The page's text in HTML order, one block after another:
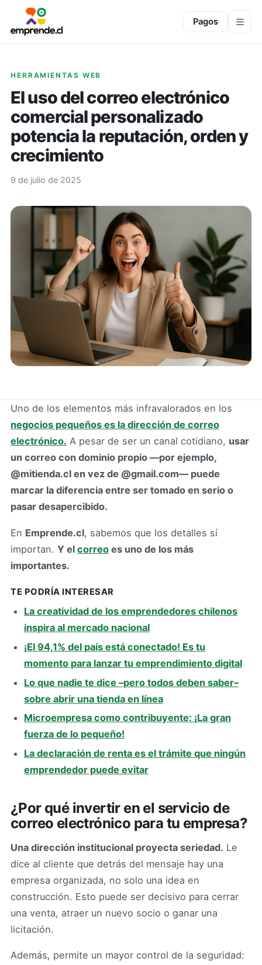
Pagos
HERRAMIENTAS WEB
El uso del correo electrónico
comercial personalizado
potencia la reputación, orden y
crecimiento
9 de julio de 2025
Uno de los elementos más infravalorados en los
negocios pequeños es la dirección de correo
electrónico. A pesar de ser un canal cotidiano, usar
un correo con dominio propio —por ejemplo,
@mitienda.cl en vez de @gmail.com— puede
marcar la diferencia entre ser tomado en serio o
pasar desapercibido.
En Emprende.cl, sabemos que los detalles sí
importan. Y el correo es uno de los más
importantes.
TE PODRÍA INTERESAR
La creatividad de los emprendedores chilenos
inspira al mercado nacional
¡El 94,1% del país está conectado! Es tu
momento para lanzar tu emprendimiento digital
Lo que nadie te dice –pero todos deben saber–
sobre abrir una tienda en línea
Microempresa como contribuyente: ¡La gran
fuerza de lo pequeño!
La declaración de renta es el trámite que ningún
emprendedor puede evitar
¿Por qué invertir en el servicio de
correo electrónico para tu empresa?
Una dirección institucional proyecta seriedad. Le
dice al cliente que detrás del mensaje hay una
empresa organizada, no solo una idea en
construcción. Esto puede ser decisivo para cerrar
una venta, atraer un nuevo socio o ganar una
licitación.
Además, permite un mayor control de la seguridad: